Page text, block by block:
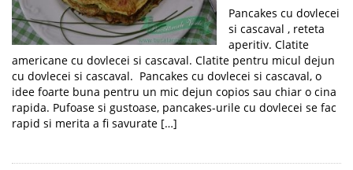
Pancakes cu dovlecei
si cascaval , reteta
aperitiv. Clatite
americane cu dovlecei si cascaval. Clatite pentru micul dejun
cu dovlecei si cascaval. Pancakes cu dovlecei si cascaval, o
idee foarte buna pentru un mic dejun copios sau chiar o cina
rapida. Pufoase si gustoase, pancakes-urile cu dovlecei se fac
rapid si merita a fi savurate […]